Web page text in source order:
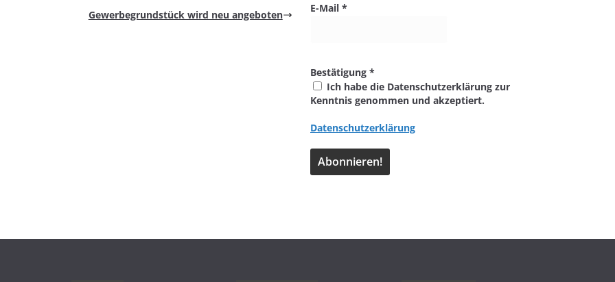
Gewer­be­grund­stück wird neu angeboten
E-Mail *
Bestätigung *
Ich habe die Datenschutzerklärung zur
Kenntnis genommen und akzeptiert.
Datenschutzerklärung